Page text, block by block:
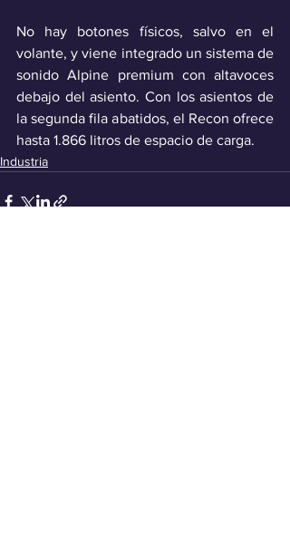
No hay botones físicos, salvo en el
volante, y viene integrado un sistema de
sonido Alpine premium con altavoces
debajo del asiento. Con los asientos de
la segunda fila abatidos, el Recon ofrece
hasta 1.866 litros de espacio de carga.
Industria